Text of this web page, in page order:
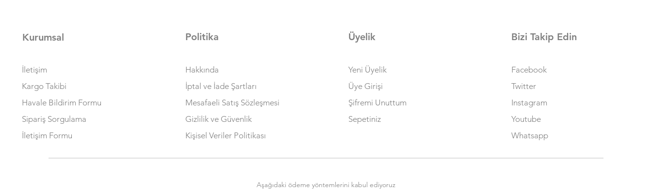
Fiyat
₺2.750,00
KDV dahil|
Kurumsal
İletişim
Kargo Takibi
Havale Bildirim Formu
Sipariş Sorgulama
İletişim Formu
Politika
Hakkında
İptal ve İade Şartları
Mesafaeli Satış Sözleşmesi
Gizlilik ve Güvenlik
Kişisel Veriler Politikası
Üyelik
Yeni Üyelik
Üye Girişi
Şifremi Unuttum
Sepetiniz
Bizi Takip Edin
Facebook
Twitter
Instagram
Youtube
Whatsapp
Aşağıdaki ödeme yöntemlerini kabul ediyoruz